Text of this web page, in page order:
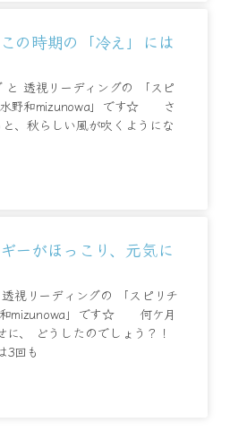
の時期の「冷え」には
透視リーディングの 「スピ
水野和mizunowa」です☆ さ
、秋らしい風が吹くようにな
ーがほっこり、元気に
視リーディングの 「スピリチ
和mizunowa」です☆ 何ケ月
に、 どうしたのでしょう？！
3回も